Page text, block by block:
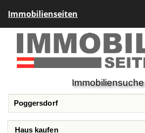
Immobilienseiten
Immobiliensuche